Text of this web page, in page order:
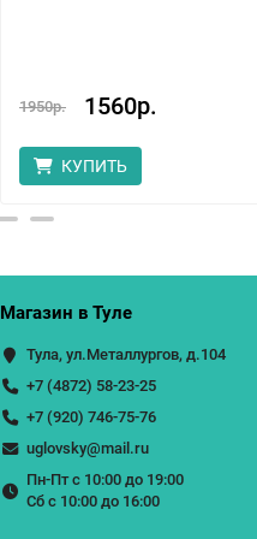
1950р. 1560р.
КУПИТЬ
Магазин в Туле
Тула, ул.Металлургов, д.104
+7 (4872) 58-23-25
+7 (920) 746-75-76
uglovsky@mail.ru
Пн-Пт с 10:00 до 19:00
Сб с 10:00 до 16:00